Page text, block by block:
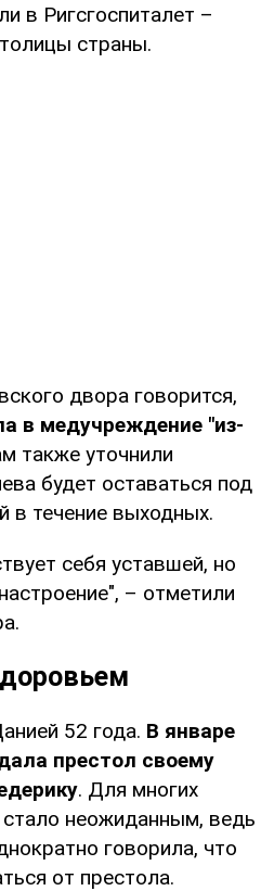
в Ригсгоспиталет –
страны.
двора говорится,
в медучреждение "из-
также уточнили
будет оставаться под
в течение выходных.
себя уставшей, но
– отметили
52 года. В январе
престол своему
. Для многих
неожиданным, ведь
говорила, что
от престола.